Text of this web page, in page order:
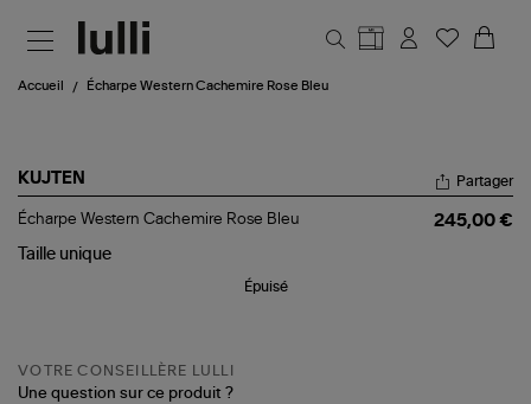
Accueil Écharpe Western Cachemire Rose Bleu
KUJTEN
Écharpe
Cachemire
Partager
Écharpe Western Cachemire Rose Bleu
245,00 €
Taille unique
Épuisé
VOTRE CONSEILLÈRE LULLI
Une question sur ce produit ?